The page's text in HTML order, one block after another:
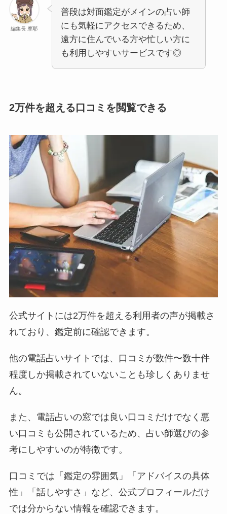
編集長 摩耶
普段は対面鑑定がメインの占い師
にも気軽にアクセスできるため、
遠方に住んでいる方や忙しい方に
も利用しやすいサービスです◎
2万件を超える口コミを閲覧できる
公式サイトには2万件を超える利用者の声が掲載さ
れており、鑑定前に確認できます。
他の電話占いサイトでは、口コミが数件〜数十件
程度しか掲載されていないことも珍しくありませ
ん。
また、電話占いの窓では良い口コミだけでなく悪
い口コミも公開されているため、占い師選びの参
考にしやすいのが特徴です。
口コミでは「鑑定の雰囲気」「アドバイスの具体
性」「話しやすさ」など、公式プロフィールだけ
では分からない情報を確認できます。